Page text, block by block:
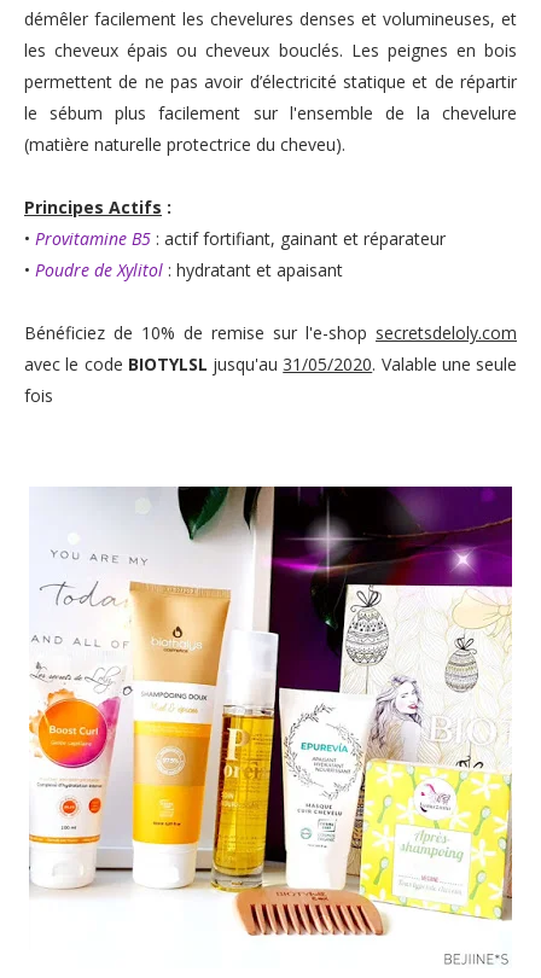
démêler facilement les chevelures denses et volumineuses, et
les cheveux épais ou cheveux bouclés. Les peignes en bois
permettent de ne pas avoir d’électricité statique et de répartir
le sébum plus facilement sur l'ensemble de la chevelure
(matière naturelle protectrice du cheveu).
Principes Actifs :
• Provitamine B5 : actif fortifiant, gainant et réparateur
• Poudre de Xylitol : hydratant et apaisant
Bénéficiez de 10% de remise sur l'e-shop secretsdeloly.com
avec le code BIOTYLSL jusqu'au 31/05/2020. Valable une seule
fois